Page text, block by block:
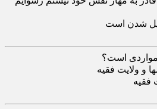
شدن است
و ولایت فقیه
فقیه